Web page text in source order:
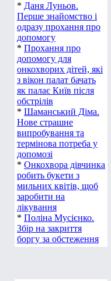
* Даня Луньов.
Перше знайомство і
одразу прохання про
допомогу
* Прохання про
допомогу для
онкохворих дітей, які
з вікон палат бачать
як палає Київ після
обстрілів
* Шаманський Діма.
Нове страшне
випробування та
термінова потреба у
допомозі
* Онкохвора дівчинка
робить букети з
мильних квітів, щоб
заробити на
лікування
* Поліна Мусієнко.
Збір на закриття
боргу за обстеження